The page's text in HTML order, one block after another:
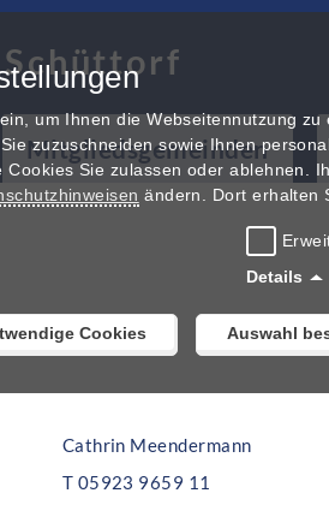
Mitgliedsgemeinden
Cathrin Meendermann
T 05923 9659 11
um Ihnen die Webseitennutzung
zuzuschneiden sowie Ihnen
Cookies Sie zulassen oder ablehnen.
ändern. Dort erhalten
Details
Cookies Auswahl